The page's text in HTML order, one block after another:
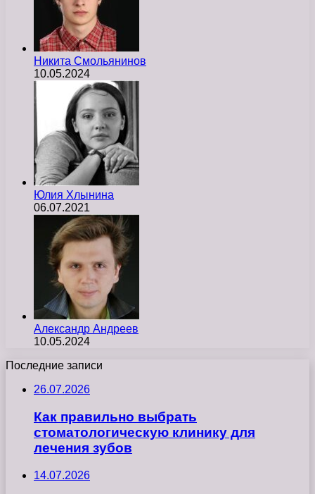
Никита Смольянинов
10.05.2024
Юлия Хлынина
06.07.2021
Александр Андреев
10.05.2024
Последние записи
26.07.2026
Как правильно выбрать
стоматологическую клинику для
лечения зубов
14.07.2026